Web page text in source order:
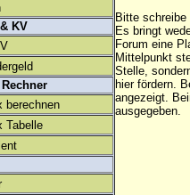
KV
berechnen
Tabelle
Bitte
Es bringt
Forum eine
Mittelpunkt
Stelle,
hier fördern.
angezeigt.
ausgegeben.